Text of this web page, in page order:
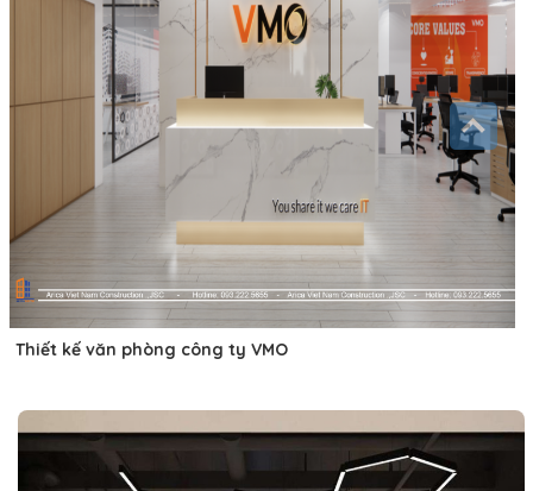
Thiết kế văn phòng công ty VMO